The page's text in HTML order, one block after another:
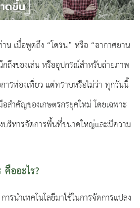
น เมื่อพูดถึง “โดรน” หรือ “อากาศยาน
ถึงของเล่น หรืออุปกรณ์สำหรับถ่ายภาพ
ารท่องเที่ยว แต่ทราบหรือไม่ว่า ทุกวันนี้
อสำคัญของเกษตรกรยุคใหม่ โดยเฉพาะ
บริหารจัดการพื้นที่ขนาดใหญ่และมีความ
ออะไร?
รนำเทคโนโลยีมาใช้ในการจัดการแปลง